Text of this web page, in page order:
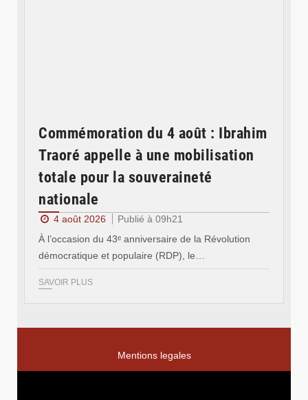
Commémoration du 4 août : Ibrahim
Traoré appelle à une mobilisation
totale pour la souveraineté
nationale
4 août 2026
Publié à 09h21
À l’occasion du 43ᵉ anniversaire de la Révolution
démocratique et populaire (RDP), le…
SAVOIR PLUS
Mentions legales